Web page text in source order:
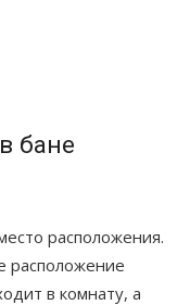
бане
расположения.
расположение
в комнату, а